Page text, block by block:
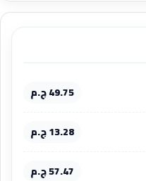
49.75 ج.م
13.28 ج.م
57.47 ج.م